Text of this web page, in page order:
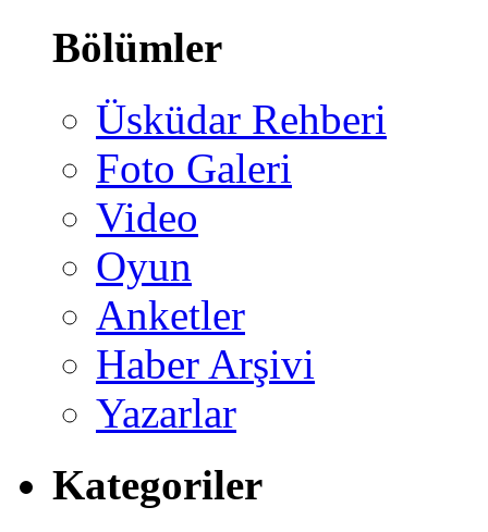
Bölümler
Üsküdar Rehberi
Foto Galeri
Video
Oyun
Anketler
Haber Arşivi
Yazarlar
Kategoriler